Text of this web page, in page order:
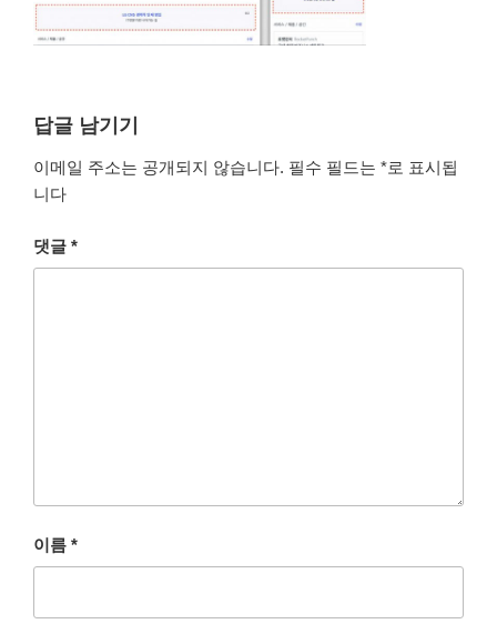
답글 남기기
이메일 주소는 공개되지 않습니다. 필수 필드는 *로 표시됩
니다
댓글 *
이름 *